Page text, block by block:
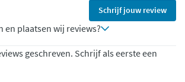
Schrijf jouw review
en plaatsen wij reviews?
geschreven. Schrijf als eerste een